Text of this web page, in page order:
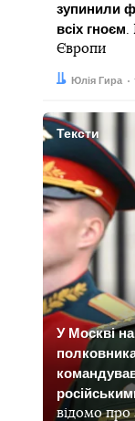
зупинили
всіх гноєм.
Європи
Автор:
Юлія Гира
Дата:
Тексти
У Москві
відомо про